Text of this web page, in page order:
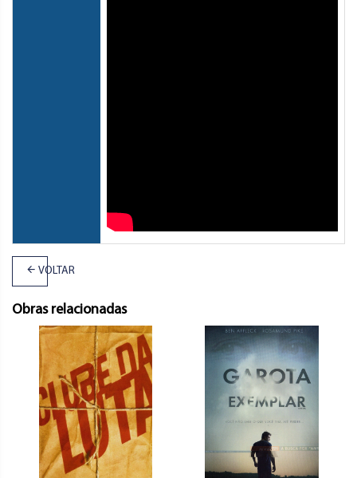
VOLTAR
Obras relacionadas